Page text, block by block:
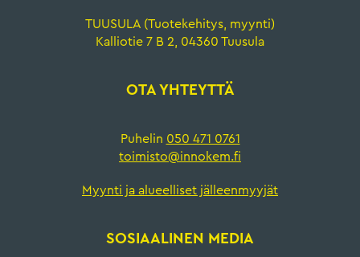
TUUSULA (Tuotekehitys, myynti)
Kalliotie 7 B 2, 04360 Tuusula
OTA YHTEYTTÄ
Puhelin 050 471 0761
toimisto@innokem.fi
Myynti ja alueelliset jälleenmyyjät
SOSIAALINEN MEDIA